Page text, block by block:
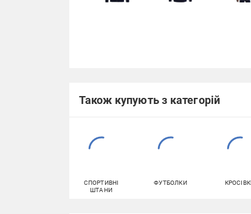
Також купують з категорій
СПОРТИВНІ
ШТАНИ
ФУТБОЛКИ